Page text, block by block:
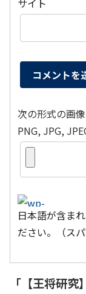
次の形式の画
PNG, JPG,
日本語が含ま
ださい。（スパ
「 【王将研